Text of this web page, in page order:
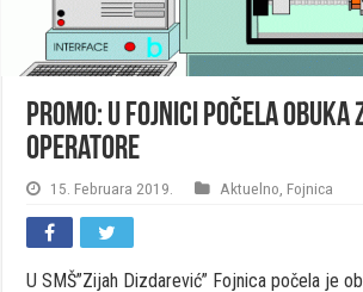
PROMO: U Fojnici počela obuka
operatore
15. Februara 2019. Aktuelno Fojnica
U SMŠ”Zijah Dizdarević” Fojnica počela je